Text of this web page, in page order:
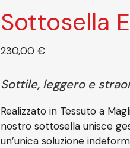
Sottosella
230,00 €
Sottile, leggero e
Realizzato in Tessuto a
nostro sottosella unisce
un’unica soluzione